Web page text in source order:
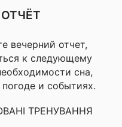
/ закат Солнца
запястье, ▸Пульс в
состоянии покоя,
об
аномальной работе
сердца, ▸Частота
дыхания, ▸Фитнес-
▸Энергия тела
вечерний отчет,
к следующему
сна,
и событиях.